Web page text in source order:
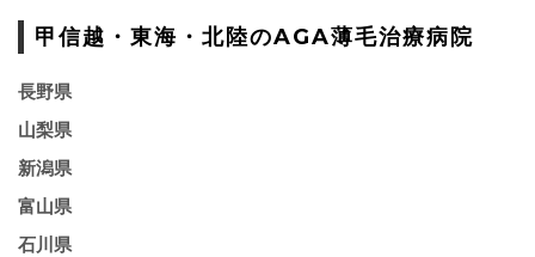
甲信越・東海・北陸のAGA薄毛治療病院
長野県
山梨県
新潟県
富山県
石川県